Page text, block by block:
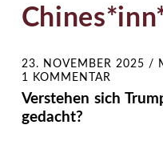
23. NOVEMBER 2025 /
1 KOMMENTAR
Verstehen sich
gedacht?